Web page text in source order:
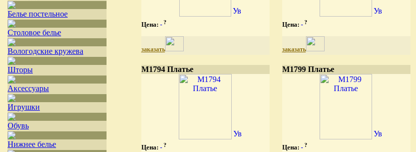
Белье постельное
Столовое белье
Вологодские кружева
Шторы
Аксессуары
Игрушки
Обувь
Нижнее белье
Цена: - ?
заказать
Цена: - ?
заказать
М1794 Платье
Цена: - ?
М1799 Платье
Цена: - ?